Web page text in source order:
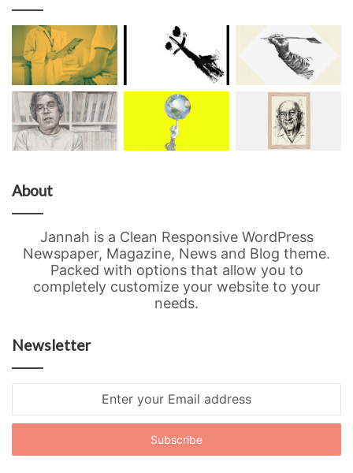
About
Jannah is a Clean Responsive WordPress
Newspaper, Magazine, News and Blog theme.
Packed with options that allow you to
completely customize your website to your
needs.
Newsletter
Email